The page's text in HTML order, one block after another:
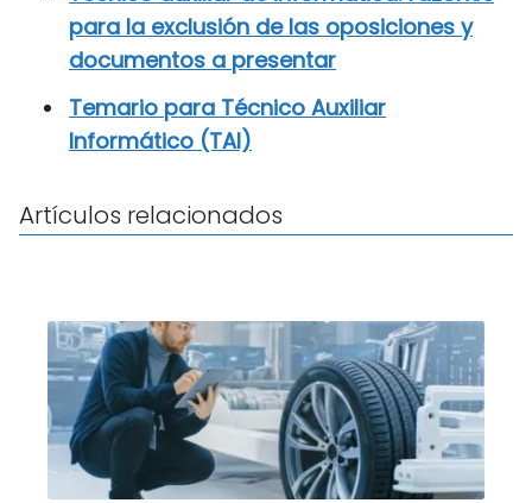
para la exclusión de las oposiciones y
documentos a presentar
Temario para Técnico Auxiliar
Informático (TAI)
Artículos relacionados